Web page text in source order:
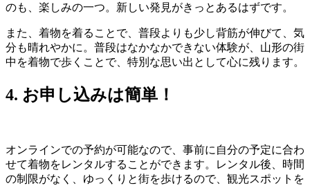
のも、楽しみの一つ。新しい発見がきっとあるはずです。
また、着物を着ることで、普段よりも少し背筋が伸びて、気
分も晴れやかに。普段はなかなかできない体験が、山形の街
中を着物で歩くことで、特別な思い出として心に残ります。
4. お申し込みは簡単！
オンラインでの予約が可能なので、事前に自分の予定に合わ
せて着物をレンタルすることができます。レンタル後、時間
の制限がなく、ゆっくりと街を歩けるので、観光スポットを